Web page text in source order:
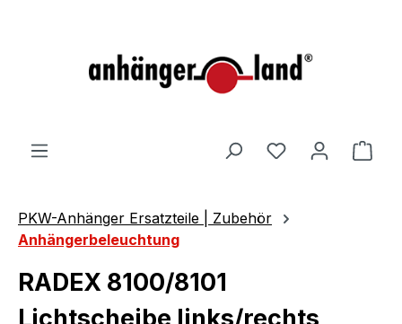
PKW-Anhänger Ersatzteile | Zubehör
Anhängerbeleuchtung
RADEX 8100/8101